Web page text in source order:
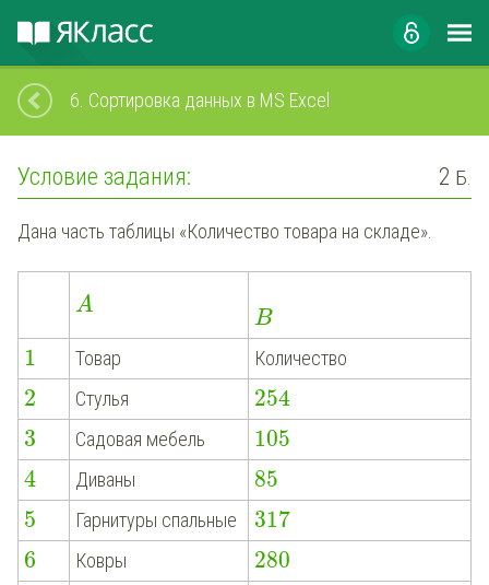
6. Сортировка данных в MS Excel
Условие задания: 2 Б.
Дана часть таблицы «Количество товара на складе».
A
B
1 Товар Количество
2 Стулья 254
3 Садовая мебель 105
4 Диваны 85
5 Гарнитуры спальные 317
6 Ковры 280